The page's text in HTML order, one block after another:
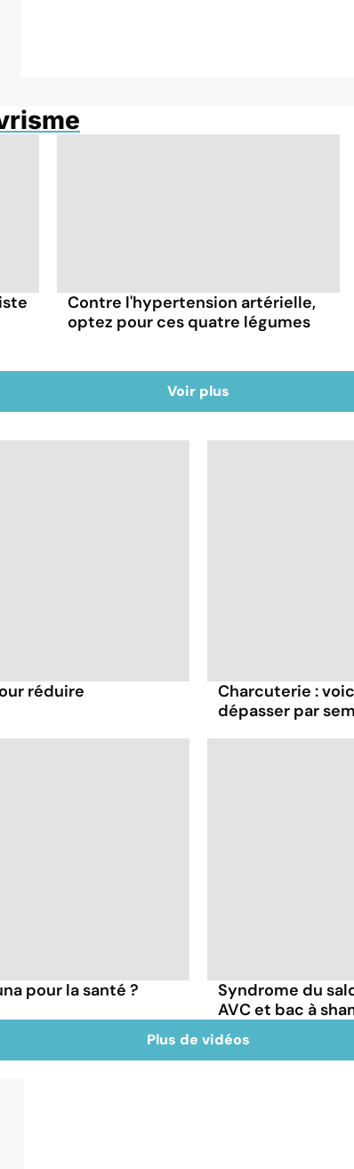
Contre l'hypertension artérielle,
optez pour ces quatre légumes
Voir plus
réduire
Charcuterie :
dépasser par
pour la santé ?
Syndrome du
AVC et bac à
Plus de vidéos